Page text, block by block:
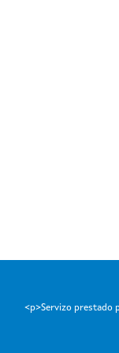
<p>Servizo prestado